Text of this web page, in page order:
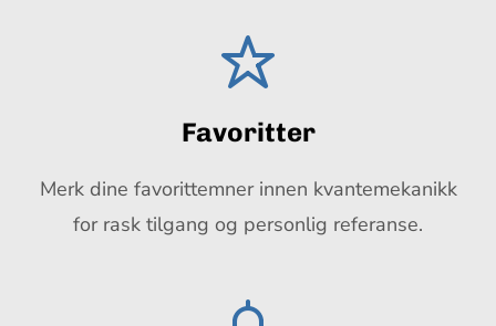
Favoritter
Merk dine favorittemner innen kvantemekanikk
for rask tilgang og personlig referanse.